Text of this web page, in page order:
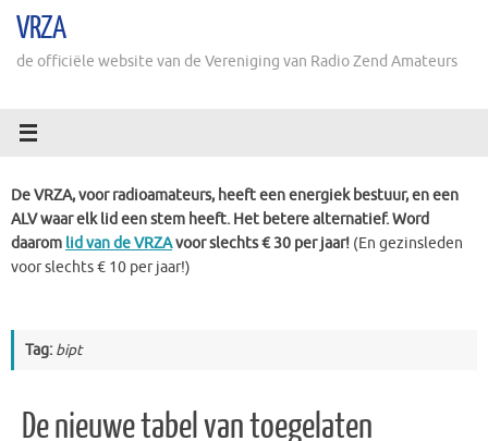
naarVRZA
de officiële website van de Vereniging van Radio Zend Amateurs
De VRZA, voor radioamateurs, heeft een energiek bestuur, en een
ALV waar elk lid een stem heeft. Het betere alternatief. Word
daarom lid van de VRZAvoor slechts € 30 per jaar! (En gezinsleden
voor slechts € 10 per jaar!)
Tag: bipt
De nieuwe tabel van toegelaten